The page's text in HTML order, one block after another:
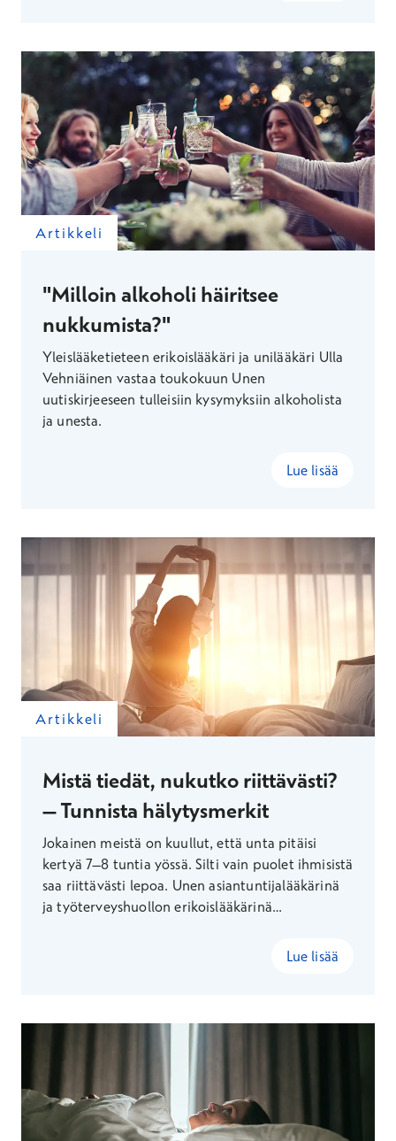
Artikkeli
"Milloin alkoholi häiritsee
nukkumista?"
Yleislääketieteen erikoislääkäri ja unilääkäri Ulla
Vehniäinen vastaa toukokuun Unen
uutiskirjeeseen tulleisiin kysymyksiin alkoholista
ja unesta.
Lue lisää
Artikkeli
Mistä tiedät, nukutko riittävästi?
– Tunnista hälytysmerkit
Jokainen meistä on kuullut, että unta pitäisi
kertyä 7–8 tuntia yössä. Silti vain puolet ihmisistä
saa riittävästi lepoa. Unen asiantuntijalääkärinä
ja työterveyshuollon erikoislääkärinä
kertoo, miten ja miksi uneen kannattaa satsata.
Lue lisää